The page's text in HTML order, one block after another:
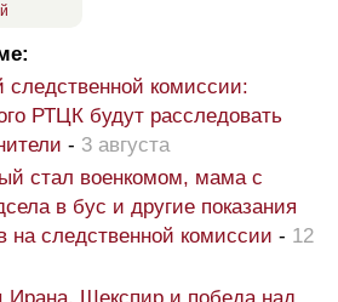
комиссии:
РТЦК будут расследовать
- 3 августа
стал военкомом, мама с
в бус и другие показания
на следственной комиссии - 12
Ирана, Шекспир и победа над